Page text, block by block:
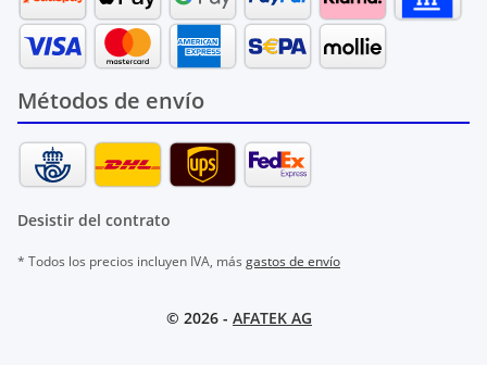
Métodos de envío
Desistir del contrato
* Todos los precios incluyen IVA, más gastos de envío
© 2026 - AFATEK AG